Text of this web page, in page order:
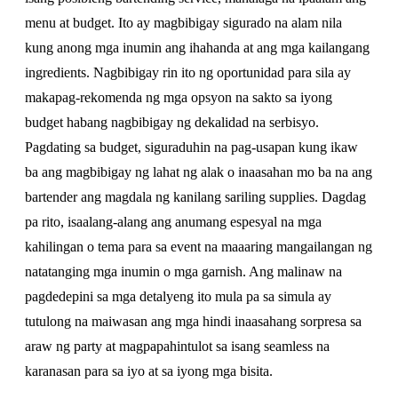
menu at budget. Ito ay magbibigay sigurado na alam nila
kung anong mga inumin ang ihahanda at ang mga kailangang
ingredients. Nagbibigay rin ito ng oportunidad para sila ay
makapag-rekomenda ng mga opsyon na sakto sa iyong
budget habang nagbibigay ng dekalidad na serbisyo.
Pagdating sa budget, siguraduhin na pag-usapan kung ikaw
ba ang magbibigay ng lahat ng alak o inaasahan mo ba na ang
bartender ang magdala ng kanilang sariling supplies. Dagdag
pa rito, isaalang-alang ang anumang espesyal na mga
kahilingan o tema para sa event na maaaring mangailangan ng
natatanging mga inumin o mga garnish. Ang malinaw na
pagdedepini sa mga detalyeng ito mula pa sa simula ay
tutulong na maiwasan ang mga hindi inaasahang sorpresa sa
araw ng party at magpapahintulot sa isang seamless na
karanasan para sa iyo at sa iyong mga bisita.